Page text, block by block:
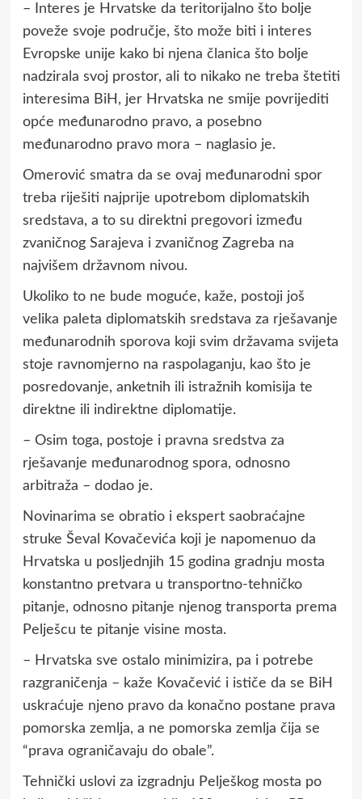
– Interes je Hrvatske da teritorijalno što bolje
poveže svoje područje, što može biti i interes
Evropske unije kako bi njena članica što bolje
nadzirala svoj prostor, ali to nikako ne treba štetiti
interesima BiH, jer Hrvatska ne smije povrijediti
opće međunarodno pravo, a posebno
međunarodno pravo mora – naglasio je.
Omerović smatra da se ovaj međunarodni spor
treba riješiti najprije upotrebom diplomatskih
sredstava, a to su direktni pregovori između
zvaničnog Sarajeva i zvaničnog Zagreba na
najvišem državnom nivou.
Ukoliko to ne bude moguće, kaže, postoji još
velika paleta diplomatskih sredstava za rješavanje
međunarodnih sporova koji svim državama svijeta
stoje ravnomjerno na raspolaganju, kao što je
posredovanje, anketnih ili istražnih komisija te
direktne ili indirektne diplomatije.
– Osim toga, postoje i pravna sredstva za
rješavanje međunarodnog spora, odnosno
arbitraža – dodao je.
Novinarima se obratio i ekspert saobraćajne
struke Ševal Kovačevića koji je napomenuo da
Hrvatska u posljednjih 15 godina gradnju mosta
konstantno pretvara u transportno-tehničko
pitanje, odnosno pitanje njenog transporta prema
Pelješcu te pitanje visine mosta.
– Hrvatska sve ostalo minimizira, pa i potrebe
razgraničenja – kaže Kovačević i ističe da se BiH
uskraćuje njeno pravo da konačno postane prava
pomorska zemlja, a ne pomorska zemlja čija se
“prava ograničavaju do obale”.
Tehnički uslovi za izgradnju Pelješkog mosta po